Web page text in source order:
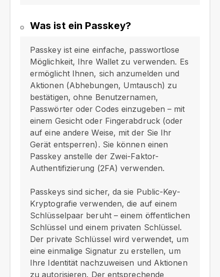
Was ist ein Passkey?
Passkey ist eine einfache, passwortlose
Möglichkeit, Ihre Wallet zu verwenden. Es
ermöglicht Ihnen, sich anzumelden und
Aktionen (Abhebungen, Umtausch) zu
bestätigen, ohne Benutzernamen,
Passwörter oder Codes einzugeben – mit
einem Gesicht oder Fingerabdruck (oder
auf eine andere Weise, mit der Sie Ihr
Gerät entsperren). Sie können einen
Passkey anstelle der Zwei-Faktor-
Authentifizierung (2FA) verwenden.
Passkeys sind sicher, da sie Public-Key-
Kryptografie verwenden, die auf einem
Schlüsselpaar beruht – einem öffentlichen
Schlüssel und einem privaten Schlüssel.
Der private Schlüssel wird verwendet, um
eine einmalige Signatur zu erstellen, um
Ihre Identität nachzuweisen und Aktionen
zu autorisieren. Der entsprechende